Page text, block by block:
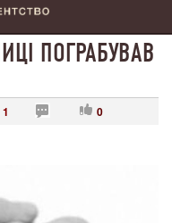
ПОГРАБУВАВ
1 0